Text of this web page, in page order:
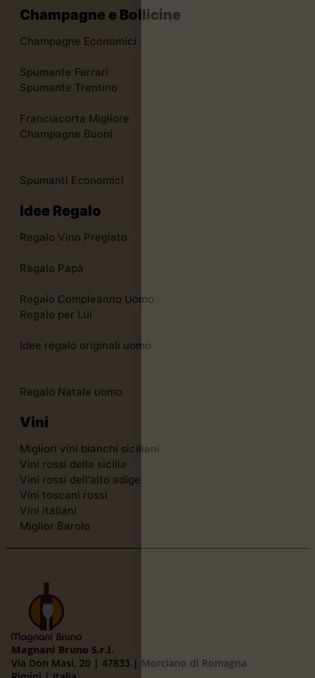
Champagne e Bollicine
Champagne Economici
Spumante Ferrari
Spumante Trentino
Franciacorta Migliore
Champagne Buoni
Spumanti Economici
Idee Regalo
Regalo Vino Pregiato
Regalo Papà
Regalo Compleanno Uomo
Regalo per Lui
Idee regalo originali uomo
Regalo Natale uomo
Vini
Migliori vini bianchi siciliani
Vini rossi della sicilia
Vini rossi dell'alto adige
Vini toscani rossi
Vini italiani
Miglior Barolo
Magnani Bruno S.r.l.
Via Don Masi, 20 | 47833 | Morciano di Romagna